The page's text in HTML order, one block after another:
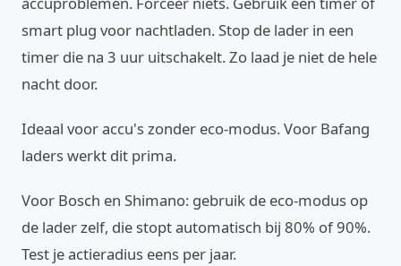
smart plug voor nachtladen. Stop de lader in een
timer die na 3 uur uitschakelt. Zo laad je niet de hele
nacht door.
Ideaal voor accu's zonder eco-modus. Voor Bafang
laders werkt dit prima.
Voor Bosch en Shimano: gebruik de eco-modus op
de lader zelf, die stopt automatisch bij 80% of 90%.
Test je actieradius eens per jaar.